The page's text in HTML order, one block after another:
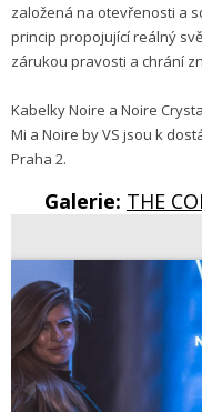
založená na otevřenosti a
princip propojující reálný
zárukou pravosti a chrání
Kabelky Noire a Noire
Mi a Noire by VS jsou k
Praha 2.
Galerie: THE